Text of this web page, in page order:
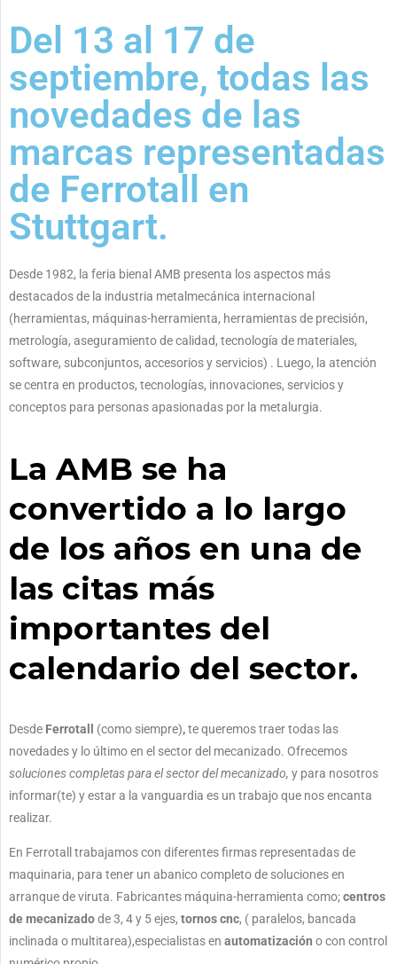
Del 13 al 17 de
septiembre, todas las
novedades de las
marcas representadas
de Ferrotall en
Stuttgart.
Desde 1982, la feria bienal AMB presenta los aspectos más
destacados de la industria metalmecánica internacional
(herramientas, máquinas-herramienta, herramientas de precisión,
metrología, aseguramiento de calidad, tecnología de materiales,
software, subconjuntos, accesorios y servicios) . Luego, la atención
se centra en productos, tecnologías, innovaciones, servicios y
conceptos para personas apasionadas por la metalurgia.
La AMB se ha
convertido a lo largo
de los años en una de
las citas más
importantes del
calendario del sector.
Desde Ferrotall (como siempre),te queremos traer todas las
novedades y lo último en el sector del mecanizado. Ofrecemos
soluciones completas para el sector del mecanizado, y para nosotros
informar(te) y estar a la vanguardia es un trabajo que nos encanta
realizar.
En Ferrotall trabajamos con diferentes firmas representadas de
maquinaria, para tener un abanico completo de soluciones en
arranque de viruta. Fabricantes máquina-herramienta como;centros
de mecanizadode 3, 4 y 5 ejes, tornos cnc, ( paralelos, bancada
inclinada o multitarea),especialistas en automatización o con control